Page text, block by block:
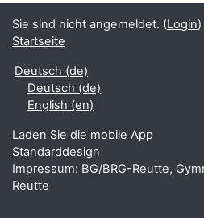
Sie sind nicht angemeldet. (Login)
Startseite
Deutsch ‎(de)‎
Deutsch ‎(de)‎
English ‎(en)‎
Laden Sie die mobile App
Standarddesign
Impressum: BG/BRG-Reutte,
Reutte